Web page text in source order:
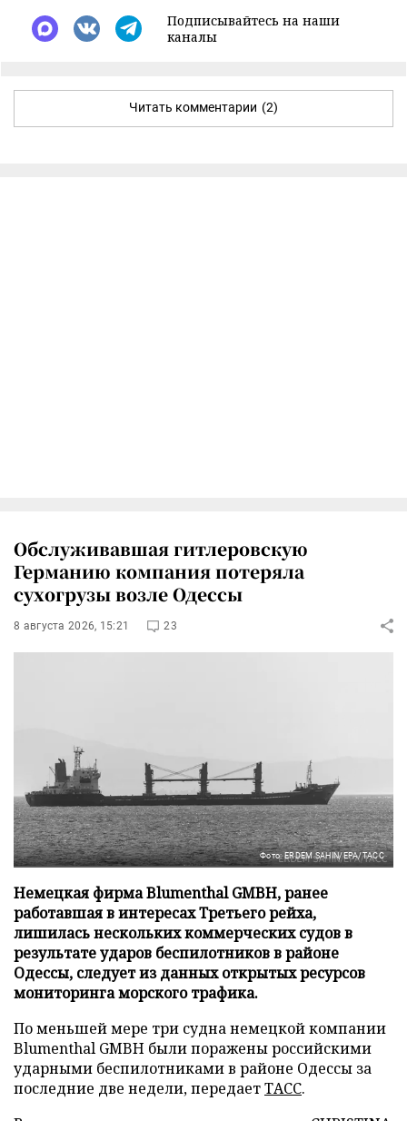
Подписывайтесь на наши
каналы
Читать комментарии (2)
Обслуживавшая гитлеровскую
Германию компания потеряла
сухогрузы возле Одессы
8 августа 2026, 15:21 23
Фото: ERDEM SAHIN/EPA/ТАСС
Немецкая фирма Blumenthal GMBH, ранее
работавшая в интересах Третьего рейха,
лишилась нескольких коммерческих судов в
результате ударов беспилотников в районе
Одессы, следует из данных открытых ресурсов
мониторинга морского трафика.
По меньшей мере три судна немецкой компании
Blumenthal GMBH были поражены российскими
ударными беспилотниками в районе Одессы за
последние две недели, передаетТАСС.